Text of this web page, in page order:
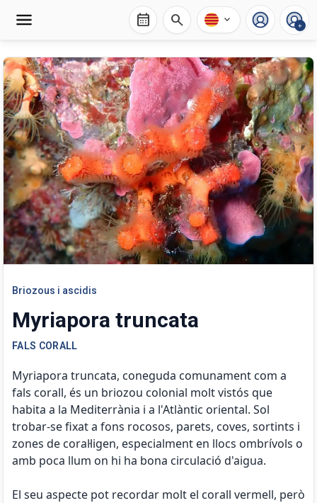
calendar_month search expand_more +
Briozous i ascidis
Myriapora truncata
FALS CORALL
Myriapora truncata, coneguda comunament com a
fals corall, és un briozou colonial molt vistós que
habita a la Mediterrània i a l'Atlàntic oriental. Sol
trobar-se fixat a fons rocosos, parets, coves, sortints i
zones de coral·ligen, especialment en llocs ombrívols o
amb poca llum on hi ha bona circulació d'aigua.
El seu aspecte pot recordar molt el corall vermell, però